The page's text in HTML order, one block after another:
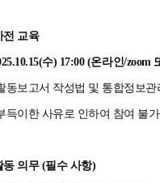
전 교육
수) 17:00 (온라인/zoom
동보고서 작성법 및 통합정보
득이한 사유로 인하여 참여 불
동 의무 (필수 사항)